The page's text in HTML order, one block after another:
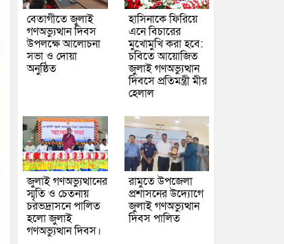
বেতাগীতে জুলাই
গণঅভ্যুত্থান দিবস
উপলক্ষে আলোচনা
সভা ও দোয়া
অনুষ্ঠিত
হাসিনাকে ফিরিয়ে
এনে বিচারের
মুখোমুখি করা হবে:
চবিতে আয়োজিত
জুলাই গণঅভ্যুত্থান
দিবসে প্রতিমন্ত্রী মীর
হেলাল
জুলাই গণঅভ্যুত্থানের
স্মৃতি ও চেতনায়
চরভদ্রাসনে পালিত
হলো জুলাই
গণঅভ্যুত্থান দিবস।
রামুতে উপজেলা
প্রশাসনের উদ্যোগে
জুলাই গণঅভ্যুত্থান
দিবস পালিত